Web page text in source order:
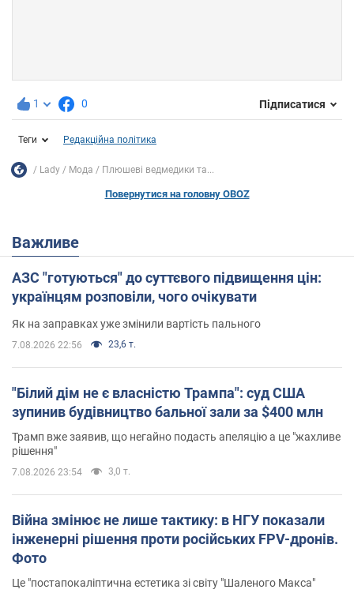
1 0 Підписатися
Теги Редакційна політика
Lady Мода Плюшеві ведмедики та...
Повернутися на головну OBOZ
Важливе
АЗС "готуються" до суттєвого підвищення цін:
українцям розповіли, чого очікувати
Як на заправках уже змінили вартість пального
7.08.2026 22:56 23,6 т.
"Білий дім не є власністю Трампа": суд США
зупинив будівництво бальної зали за $400 млн
Трамп вже заявив, що негайно подасть апеляцію а це "жахливе
рішення"
7.08.2026 23:54 3,0 т.
Війна змінює не лише тактику: в НГУ показали
інженерні рішення проти російських FPV-дронів.
Фото
Це "постапокаліптична естетика зі світу "Шаленого Макса"